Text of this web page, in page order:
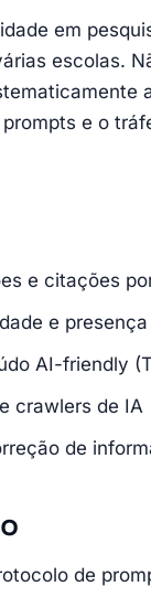
em
escolas.
e o
e citações
e
AI-friendly
crawlers de IA
de
de